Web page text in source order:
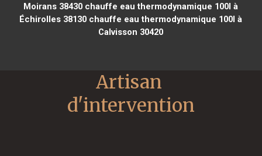
Moirans 38430 chauffe eau thermodynamique 100l à
Échirolles 38130 chauffe eau thermodynamique 100l à
Calvisson 30420
Artisan
d'intervention